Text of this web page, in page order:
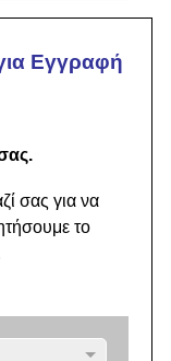
Εγγραφή
σας για να
το